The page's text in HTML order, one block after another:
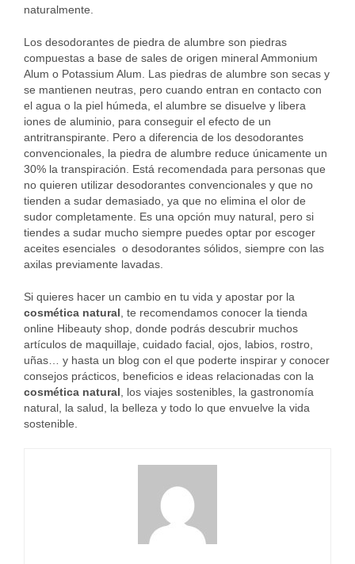
naturalmente.
Los desodorantes de piedra de alumbre son piedras
compuestas a base de sales de origen mineral Ammonium
Alum o Potassium Alum. Las piedras de alumbre son secas y
se mantienen neutras, pero cuando entran en contacto con
el agua o la piel húmeda, el alumbre se disuelve y libera
iones de aluminio, para conseguir el efecto de un
antritranspirante. Pero a diferencia de los desodorantes
convencionales, la piedra de alumbre reduce únicamente un
30% la transpiración. Está recomendada para personas que
no quieren utilizar desodorantes convencionales y que no
tienden a sudar demasiado, ya que no elimina el olor de
sudor completamente. Es una opción muy natural, pero si
tiendes a sudar mucho siempre puedes optar por escoger
aceites esenciales o desodorantes sólidos, siempre con las
axilas previamente lavadas.
Si quieres hacer un cambio en tu vida y apostar por la
cosmética natural, te recomendamos conocer la tienda
online Hibeauty shop, donde podrás descubrir muchos
artículos de maquillaje, cuidado facial, ojos, labios, rostro,
uñas… y hasta un blog con el que poderte inspirar y conocer
consejos prácticos, beneficios e ideas relacionadas con la
cosmética natural, los viajes sostenibles, la gastronomía
natural, la salud, la belleza y todo lo que envuelve la vida
sostenible.